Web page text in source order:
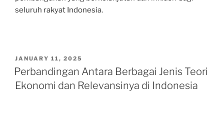
seluruh rakyat Indonesia.
POSTED
ON
JANUARY 11, 2025
Perbandingan Antara Berbagai Jenis Teori
Ekonomi dan Relevansinya di Indonesia